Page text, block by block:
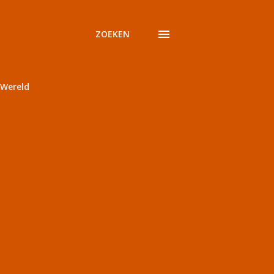
ZOEKEN